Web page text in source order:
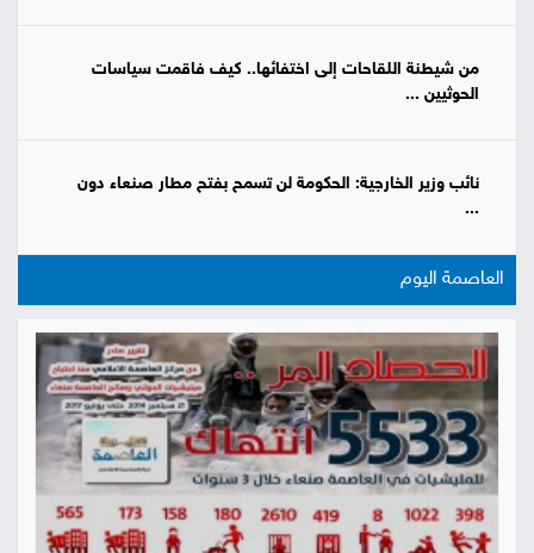
من شيطنة اللقاحات إلى اختفائها.. كيف فاقمت سياسات
الحوثيين ...
نائب وزير الخارجية: الحكومة لن تسمح بفتح مطار صنعاء دون
...
العاصمة اليوم